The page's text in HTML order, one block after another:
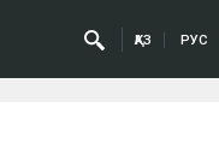
ҚАЗ РУС